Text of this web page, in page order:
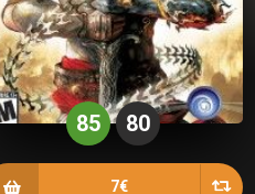
85 80
7€